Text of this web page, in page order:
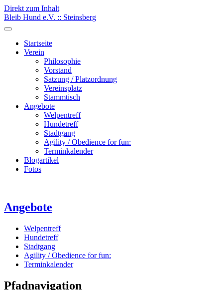
Direkt zum Inhalt
Bleib Hund e.V. :: Steinsberg
Startseite
Verein
Philosophie
Vorstand
Satzung / Platzordnung
Vereinsplatz
Stammtisch
Angebote
Welpentreff
Hundetreff
Stadtgang
Agility / Obedience for fun:
Terminkalender
Blogartikel
Fotos
Angebote
Welpentreff
Hundetreff
Stadtgang
Agility / Obedience for fun:
Terminkalender
Pfadnavigation